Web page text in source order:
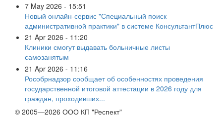
7 May 2026 - 15:51
Новый онлайн-сервис "Специальный поиск
административной практики" в системе КонсультантПлюс
21 Apr 2026 - 11:20
Клиники смогут выдавать больничные листы
самозанятым
21 Apr 2026 - 11:16
Рособрнадзор сообщает об особенностях проведения
государственной итоговой аттестации в 2026 году для
граждан, проходивших...
© 2005—2026 ООО КП "Респект"